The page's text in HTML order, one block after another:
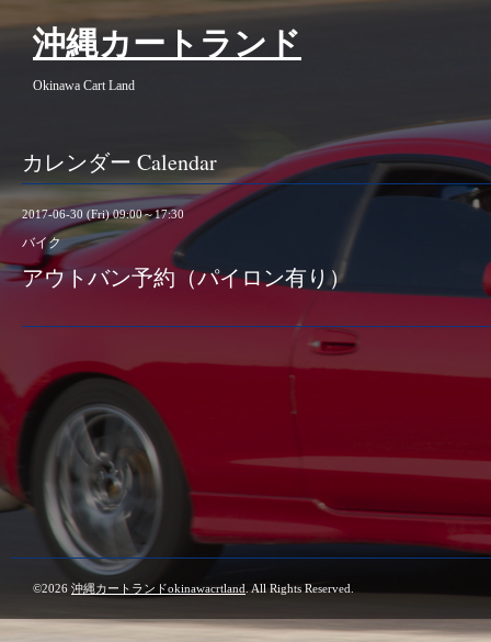
沖縄カートランド
Okinawa Cart Land
カレンダー Calendar
2017-06-30 (Fri) 09:00～17:30
バイク
アウトバン予約（パイロン有り）
©2026 沖縄カートランドokinawacrtland . All Rights Reserved.